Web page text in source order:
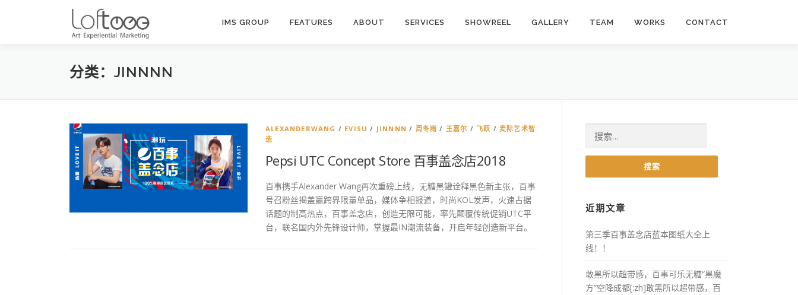
IMS GROUP FEATURES ABOUT SERVICES SHOWREEL GALLERY TEAM WORKS CONTACT
分类：JINNNN
ALEXANDERWANG / EVISU / JINNNN / 周冬雨 / 王嘉尔 /飞跃 /麦际艺术智
造
Pepsi UTC Concept Store 百事盖念店2018
百事携手Alexander Wang再次重磅上线，无糖黑罐诠释黑色新主张，百事
号召粉丝揭盖赢跨界限量单品，媒体争相报道，时尚KOL发声，火速占据
话题的制高热点，百事盖念店，创造无限可能，率先颠覆传统促销UTC平
台，联名国内外先锋设计师，掌握最IN潮流装备，开启年轻创造新平台。
搜索：
近期文章
第三季百事盖念店蓝本图纸大全上
线！！
敢黑所以超带感，百事可乐无糖“黒魔
方”空降成都[:zh]敢黑所以超带感，百